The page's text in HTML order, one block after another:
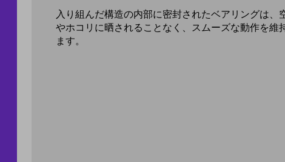
入り組んだ構造の内部に密封されたベアリングは、
やホコリに晒されることなく、スムーズな動作を維
ます。